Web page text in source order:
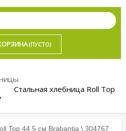
(ПУСТО)
Стальная хлебница Roll Top